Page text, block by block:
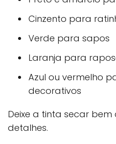
Cinzento para
Verde para sapos
Laranja para
Azul ou vermelho
decorativos
Deixe a tinta secar
detalhes.